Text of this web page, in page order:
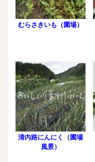
むらさきいも（圃場）
清内路にんにく（圃場
風景）